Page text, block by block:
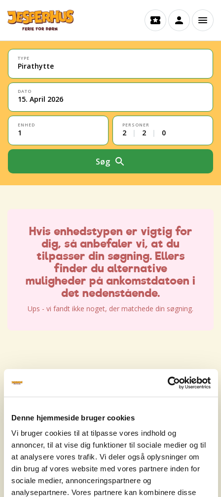
Denne hjemmeside bruger cookies
Vi bruger cookies til at tilpasse vores indhold og
annoncer, til at vise dig funktioner til sociale medier og til
at analysere vores trafik. Vi deler også oplysninger om
din brug af vores website med vores partnere inden for
sociale medier, annonceringspartnere og
analysepartnere. Vores partnere kan kombinere disse
TYPE
Pirathytte
DATO
15. April 2026
ENHED
1
PERSONER
2 | 2 | 0
Søg
Hvis enhedstypen er vigtig for
dig, så anbefaler vi, at du
tilpasser din søgning. Ellers
finder du alternative
muligheder på ankomstdatoen i
det nedenstående.
Ups - vi fandt ikke noget, der matchede din søgning.
Hvis enhedstypen er vigtig for
tilpasser din søgning. Ellers
finder du alternative
muligheder på ankomstdatoen i
det nedenstående.
Ups - vi fandt ikke noget, der matchede din søgning.